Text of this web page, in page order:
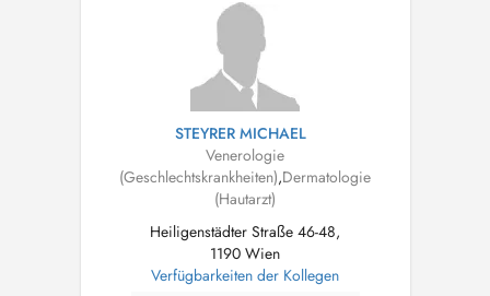
STEYRER MICHAEL
Venerologie
(Geschlechtskrankheiten),Dermatologie
(Hautarzt)
Heiligenstädter Straße 46-48,
1190 Wien
Verfügbarkeiten der Kollegen